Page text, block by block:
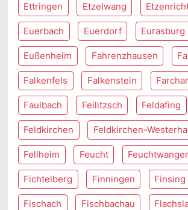
Ettringen Etzelwang
Euerbach Euerdorf Eurasburg
Eußenheim Fahrenzhausen
Falkenfels Falkenstein
Faulbach Feilitzsch Feldafing
Feldkirchen Feldkirchen-
Fellheim Feucht
Fichtelberg Finningen Finsing
Fischach Fischbachau